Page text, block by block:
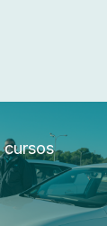
cursos